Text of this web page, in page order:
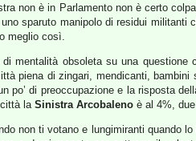
non è in Parlamento non è certo
sparuto manipolo di residui
meglio così.
mentalità obsoleta su una
piena di zingari, mendicanti,
po’ di preoccupazione e la risposta
la Sinistra Arcobaleno è al 4%,
non ti votano e lungimiranti